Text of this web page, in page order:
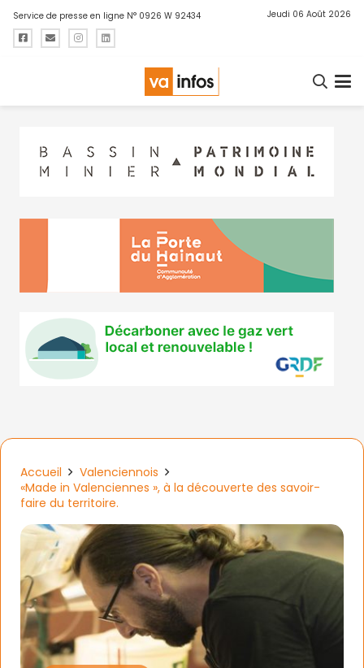
Service de presse en ligne N° 0926 W 92434 Jeudi 06 Août 2026
Accueil
Valenciennois
«Made in Valenciennes », à la découverte des savoir-
faire du territoire.